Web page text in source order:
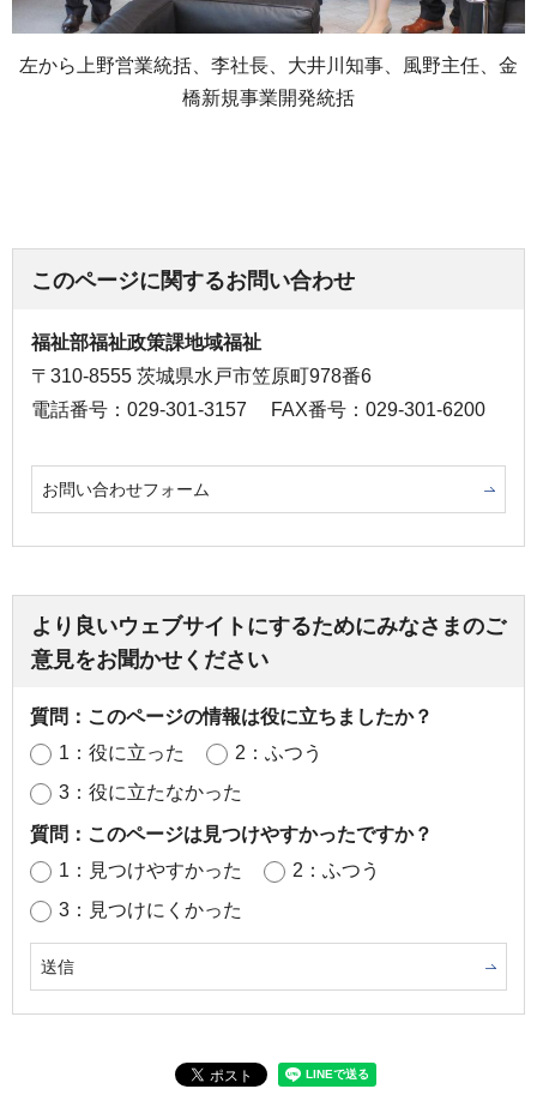
左から上野営業統括、李社長、大井川知事、風野主任、金
橋新規事業開発統括
このページに関するお問い合わせ
福祉部福祉政策課地域福祉
〒310-8555 茨城県水戸市笠原町978番6
電話番号：029-301-3157
FAX番号：029-301-6200
お問い合わせフォーム
より良いウェブサイトにするためにみなさまのご
意見をお聞かせください
質問：このページの情報は役に立ちましたか？
1：役に立った
2：ふつう
3：役に立たなかった
質問：このページは見つけやすかったですか？
1：見つけやすかった
2：ふつう
3：見つけにくかった